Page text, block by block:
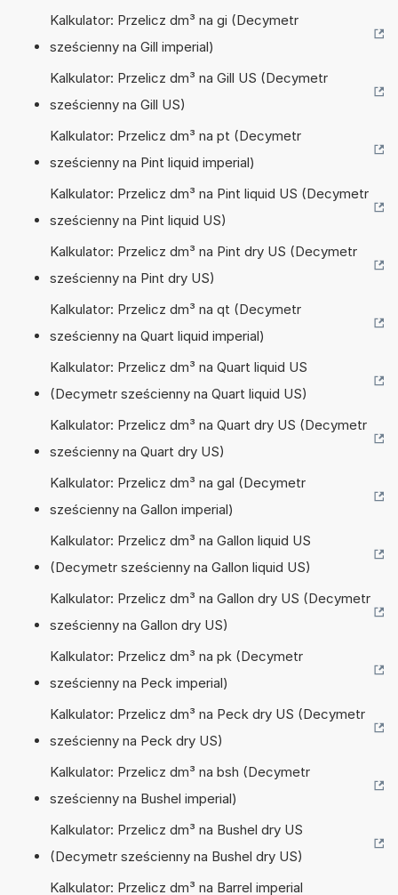
Kalkulator: Przelicz dm³ na gi (Decymetr
sześcienny na Gill imperial)
Kalkulator: Przelicz dm³ na Gill US (Decymetr
sześcienny na Gill US)
Kalkulator: Przelicz dm³ na pt (Decymetr
sześcienny na Pint liquid imperial)
Kalkulator: Przelicz dm³ na Pint liquid US (Decymetr
sześcienny na Pint liquid US)
Kalkulator: Przelicz dm³ na Pint dry US (Decymetr
sześcienny na Pint dry US)
Kalkulator: Przelicz dm³ na qt (Decymetr
sześcienny na Quart liquid imperial)
Kalkulator: Przelicz dm³ na Quart liquid US
(Decymetr sześcienny na Quart liquid US)
Kalkulator: Przelicz dm³ na Quart dry US (Decymetr
sześcienny na Quart dry US)
Kalkulator: Przelicz dm³ na gal (Decymetr
sześcienny na Gallon imperial)
Kalkulator: Przelicz dm³ na Gallon liquid US
(Decymetr sześcienny na Gallon liquid US)
Kalkulator: Przelicz dm³ na Gallon dry US (Decymetr
sześcienny na Gallon dry US)
Kalkulator: Przelicz dm³ na pk (Decymetr
sześcienny na Peck imperial)
Kalkulator: Przelicz dm³ na Peck dry US (Decymetr
sześcienny na Peck dry US)
Kalkulator: Przelicz dm³ na bsh (Decymetr
sześcienny na Bushel imperial)
Kalkulator: Przelicz dm³ na Bushel dry US
(Decymetr sześcienny na Bushel dry US)
Kalkulator: Przelicz dm³ na Barrel imperial